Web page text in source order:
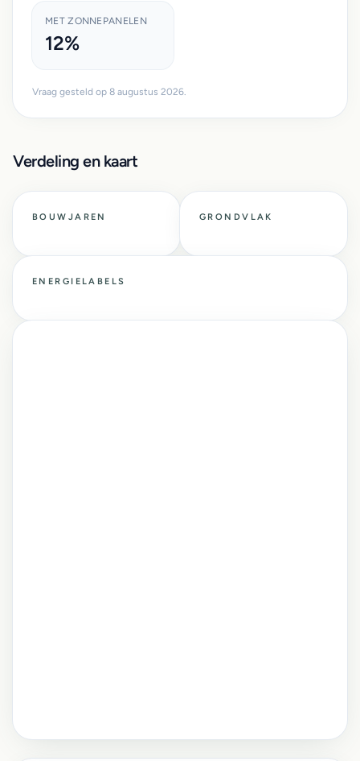
MET ZONNEPANELEN
12%
Vraag gesteld op 8 augustus 2026.
Verdeling en kaart
BOUWJAREN GRONDVLAK
ENERGIELABELS